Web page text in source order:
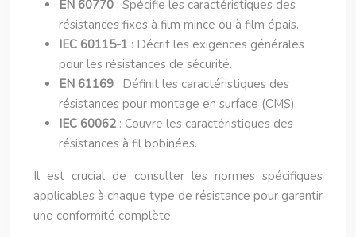
EN 60770 : Spécifie les caractéristiques des
résistances fixes à film mince ou à film épais.
IEC 60115-1 : Décrit les exigences générales
pour les résistances de sécurité.
EN 61169 : Définit les caractéristiques des
résistances pour montage en surface (CMS).
IEC 60062 : Couvre les caractéristiques des
résistances à fil bobinées.
Il est crucial de consulter les normes spécifiques
applicables à chaque type de résistance pour garantir
une conformité complète.